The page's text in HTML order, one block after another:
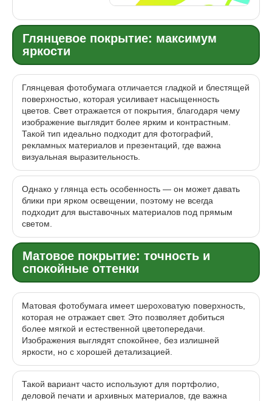
Глянцевое покрытие: максимум
яркости
Глянцевая фотобумага отличается гладкой и блестящей
поверхностью, которая усиливает насыщенность
цветов. Свет отражается от покрытия, благодаря чему
изображение выглядит более ярким и контрастным.
Такой тип идеально подходит для фотографий,
рекламных материалов и презентаций, где важна
визуальная выразительность.
Однако у глянца есть особенность — он может давать
блики при ярком освещении, поэтому не всегда
подходит для выставочных материалов под прямым
светом.
Матовое покрытие: точность и
спокойные оттенки
Матовая фотобумага имеет шероховатую поверхность,
которая не отражает свет. Это позволяет добиться
более мягкой и естественной цветопередачи.
Изображения выглядят спокойнее, без излишней
яркости, но с хорошей детализацией.
Такой вариант часто используют для портфолио,
деловой печати и архивных материалов, где важна